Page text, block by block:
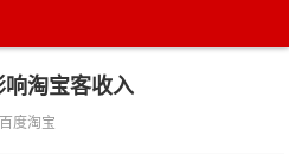
响淘宝客收入
百度淘宝